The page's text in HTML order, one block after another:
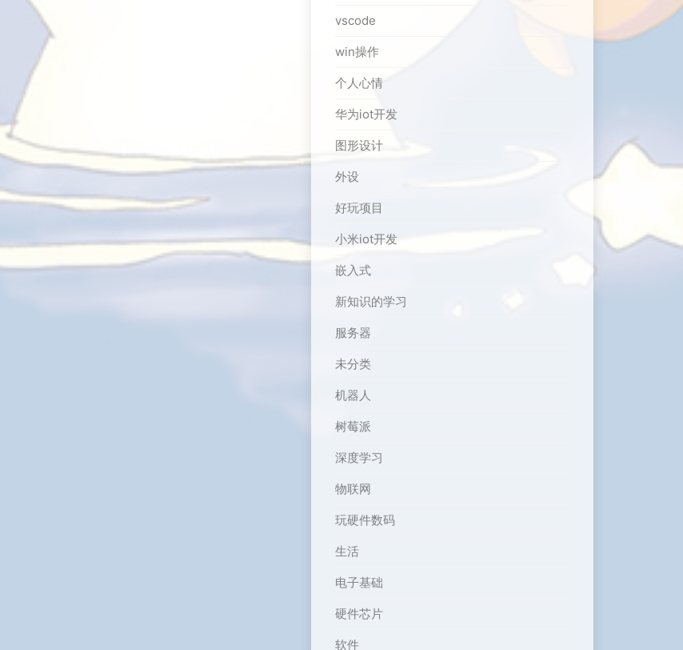
vscode
win操作
个人心情
华为iot开发
图形设计
外设
好玩项目
小米iot开发
嵌入式
新知识的学习
服务器
未分类
机器人
树莓派
深度学习
物联网
玩硬件数码
生活
电子基础
硬件芯片
软件